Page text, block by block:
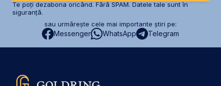
Te poți dezabona oricând. Fără SPAM. Datele tale sunt în
siguranță.
sau urmărește cele mai importante știri pe:
Messenger WhatsApp Telegram